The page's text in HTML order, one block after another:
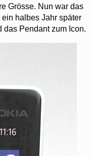
Grösse. Nun war das
halbes Jahr später
Pendant zum Icon.